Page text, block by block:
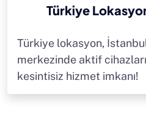
Türkiye
Türkiye lokasyon,
merkezinde aktif
kesintisiz hizmet imkanı!